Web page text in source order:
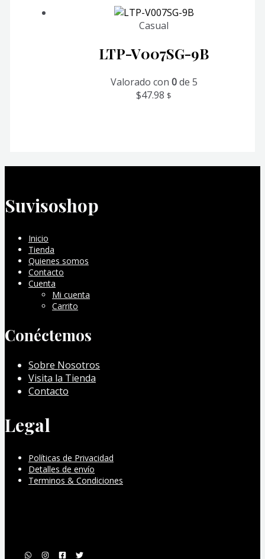
Casual
LTP-V007SG-9B
Valorado con 0de 5
$47.98 $
Suvisoshop
Inicio
Tienda
Quienes somos
Contacto
Cuenta
Mi cuenta
Carrito
Conéctemos
Sobre Nosotros
Visita la Tienda
Contacto
Legal
Políticas de Privacidad
Detalles de envío
Terminos & Condiciones